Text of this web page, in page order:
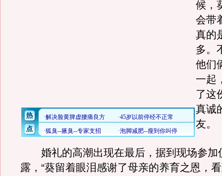
候，
会带
真的
多。
他们
一起
了这
真诚
友。
婚礼的高潮出现在最后，据到现场参加
露，“葵留着眼泪感谢了母亲的养育之恩，